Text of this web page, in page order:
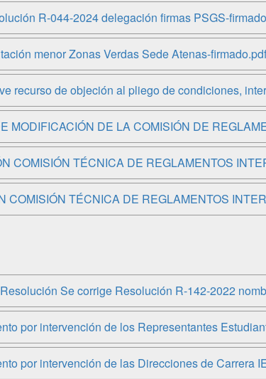
R-044-2024 delegación firmas PSGS-
menor Zonas Verdas Sede Atenas-firmado.pdf
recurso de objeción al pliego de condiciones,
MODIFICACIÓN DE LA COMISIÓN DE
COMISIÓN TÉCNICA DE REGLAMENTOS
COMISIÓN TÉCNICA DE REGLAMENTOS
Se corrige Resolución R-142-2022
por intervención de los Representantes
por intervención de las Direcciones de Carrera